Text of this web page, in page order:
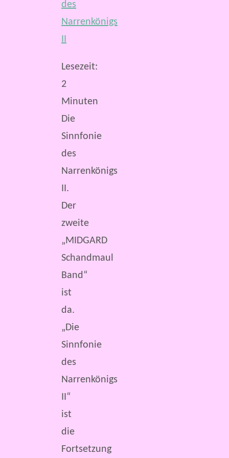
Lesezeit:
2
Minuten
Die
Sinnfonie
des
Narrenkönigs
II.
Der
zweite
„MIDGARD
Schandmaul
Band“
ist
da.
„Die
Sinnfonie
des
Narrenkönigs
II“
ist
die
Fortsetzung